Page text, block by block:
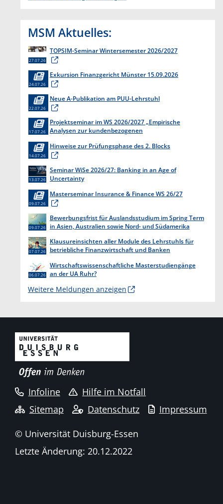
MSM Aktuelles:
TOPSIM-Seminar Wintersemester 2026/2027
27.07.26
Exkursion Finanzgericht Münster 15.09.2026
24.07.26
Neue A-Publikation am PUU-Lehrstuhl
22.07.26
Projektseminar im WS 2026/2027 „Empirische
Analysen zur kundenbezogenen
17.07.26
Hinweise zur Prüfungsphase des 2. Blocks
14.07.26
Seminar WiSe 2026/27: Banking in an Age of
Uncertainty
13.07.26
Masterseminar Insurance & Finance WS 26/27
09.07.26
Bewerbungsfrist für Auslandsstudium im Spring Term
in Asien, Australien sowie Nord- und Südamerika
09.07.26
Klausureinsichten aller Module des Lehrstuhls für
betriebliche Finanzwirtschaft und Banken
07.07.26
Wirtschaftswissenschaftliche Masterstudiengänge
an der UA Ruhr?
06.07.26
Weitere Meldungen anzeigen
Infoline
Hilfe im Notfall
Sitemap
Datenschutz Impressum
© Universität Duisburg-Essen
Letzte Änderung: 20.12.2022